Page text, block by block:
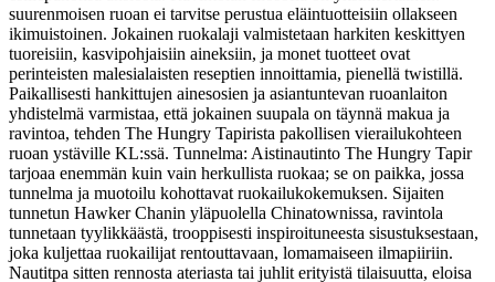
suurenmoisen ruoan ei tarvitse perustua eläintuotteisiin ollakseen
ikimuistoinen. Jokainen ruokalaji valmistetaan harkiten keskittyen
tuoreisiin, kasvipohjaisiin aineksiin, ja monet tuotteet ovat
perinteisten malesialaisten reseptien innoittamia, pienellä twistillä.
Paikallisesti hankittujen ainesosien ja asiantuntevan ruoanlaiton
yhdistelmä varmistaa, että jokainen suupala on täynnä makua ja
ravintoa, tehden The Hungry Tapirista pakollisen vierailukohteen
ruoan ystäville KL:ssä. Tunnelma: Aistinautinto The Hungry Tapir
tarjoaa enemmän kuin vain herkullista ruokaa; se on paikka, jossa
tunnelma ja muotoilu kohottavat ruokailukokemuksen. Sijaiten
tunnetun Hawker Chanin yläpuolella Chinatownissa, ravintola
tunnetaan tyylikkäästä, trooppisesti inspiroituneesta sisustuksestaan,
joka kuljettaa ruokailijat rentouttavaan, lomamaiseen ilmapiiriin.
Nautitpa sitten rennosta ateriasta tai juhlit erityistä tilaisuutta, eloisa